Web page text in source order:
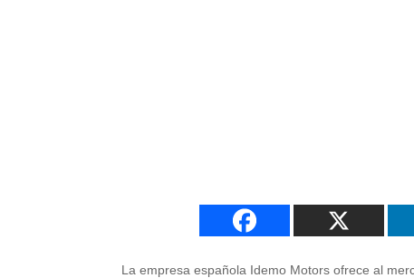
La empresa española Idemo Motors ofrece al